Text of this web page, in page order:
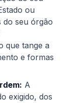
ou
do seu órgão
que tange a
e formas
A
exigido, dos